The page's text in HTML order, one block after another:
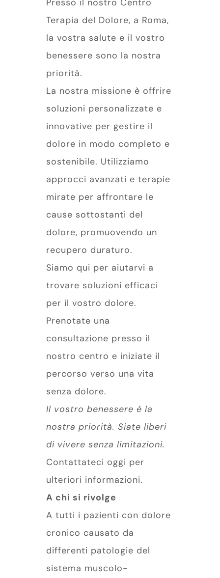
Terapia del Dolore, a Roma,
la vostra salute e il vostro
benessere sono la nostra
priorità.
La nostra missione è offrire
soluzioni personalizzate e
innovative per gestire il
dolore in modo completo e
sostenibile. Utilizziamo
approcci avanzati e terapie
mirate per affrontare le
cause sottostanti del
dolore, promuovendo un
recupero duraturo.
Siamo qui per aiutarvi a
trovare soluzioni efficaci
per il vostro dolore.
Prenotate una
consultazione presso il
nostro centro e iniziate il
percorso verso una vita
senza dolore.
Il vostro benessere è la
nostra priorità. Siate liberi
di vivere senza limitazioni.
Contattateci oggi per
ulteriori informazioni.
A chi si rivolge
A tutti i pazienti con dolore
cronico causato da
differenti patologie del
sistema muscolo-